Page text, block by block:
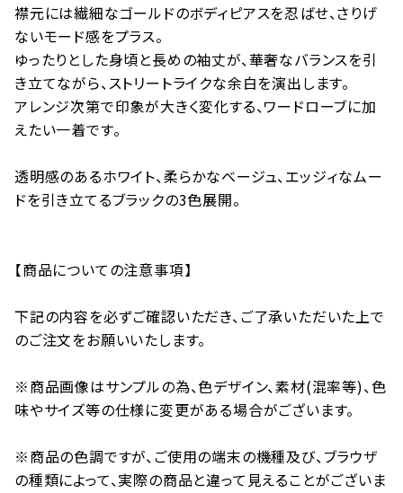
襟元には繊細なゴールドのボディピアスを忍ばせ、さりげ
ないモード感をプラス。
ゆったりとした身頃と長めの袖丈が、華奢なバランスを引
き立てながら、ストリートライクな余白を演出します。
アレンジ次第で印象が大きく変化する、ワードローブに加
えたい一着です。
透明感のあるホワイト、柔らかなベージュ、エッジィなムー
ドを引き立てるブラックの3色展開。
【商品についての注意事項】
下記の内容を必ずご確認いただき、ご了承いただいた上で
のご注文をお願いいたします。
※商品画像はサンプルの為、色デザイン、素材(混率等)、色
味やサイズ等の仕様に変更がある場合がございます。
※商品の色調ですが、ご使用の端末の機種及び、ブラウザ
の種類によって、実際の商品と違って見えることがございま